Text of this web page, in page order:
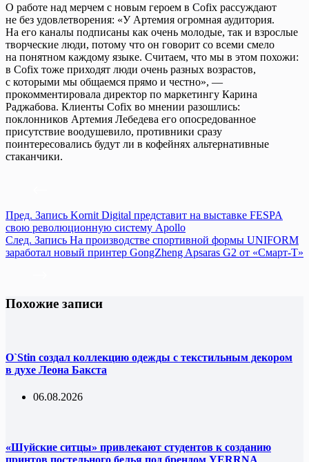
О работе над мерчем с новым героем в Cofix рассуждают
не без удовлетворения: «У Артемия огромная аудитория.
На его каналы подписаны как очень молодые, так и взрослые
творческие люди, потому что он говорит со всеми смело
на понятном каждому языке. Считаем, что мы в этом похожи:
в Cofix тоже приходят люди очень разных возрастов,
с которыми мы общаемся прямо и честно», —
прокомментировала директор по маркетингу Карина
Раджабова. Клиенты Cofix во мнении разошлись:
поклонников Артемия Лебедева его опосредованное
присутствие воодушевило, противники сразу
поинтересовались будут ли в кофейнях альтернативные
стаканчики.
Пред. Запись Kornit Digital представит на выставке FESPA
свою революционную систему Apollo
След. Запись На производстве спортивной формы UNIFORM
заработал новый принтер GongZheng Apsaras G2 от «Смарт-Т»
Похожие записи
O`Stin создал коллекцию одежды с текстильным декором
в духе Леона Бакста
06.08.2026
«Шуйские ситцы» привлекают студентов к созданию
принтов постельного белья под брендом YERRNA